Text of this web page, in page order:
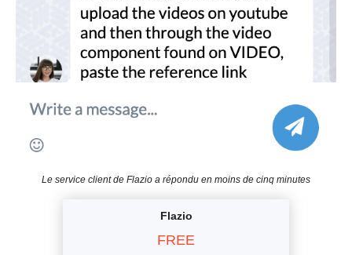
Le service client de Flazio a répondu en moins de cinq minutes
Flazio
FREE